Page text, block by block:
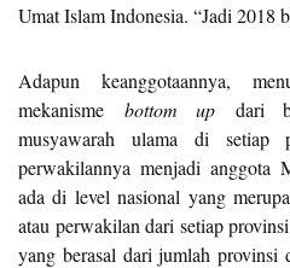
Umat Islam Indonesia. “Jadi 2018
Adapun keanggotaannya,
mekanisme bottom up dari
musyawarah ulama di setiap
perwakilannya menjadi anggota
ada di level nasional yang
atau perwakilan dari setiap
yang berasal dari jumlah